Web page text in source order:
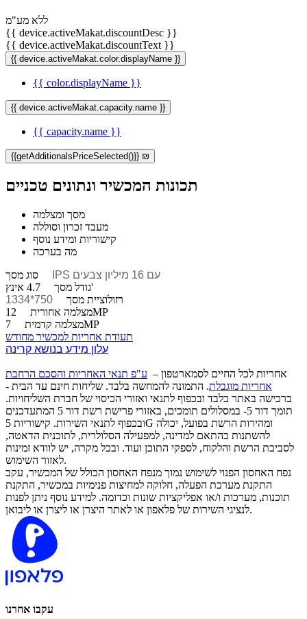
ללא מע"מ
{{ device.activeMakat.discountDesc }}
{{ device.activeMakat.discountText }}
{{ device.activeMakat.color.displayName }}
{{ color.displayName }}
{{ device.activeMakat.capacity.name }}
{{ capacity.name }}
{{getAdditionalsPriceSelected()}} ₪
תכונות המכשיר ונתונים טכניים
מסך ומצלמה
מעבד זכרון וסוללה
קישוריות ומידע נוסף
מה בערכה
סוג מסך
IPS עם 16 מיליון צבעים
גודל מסך4.7 אינץ'
רזולוציית מסך
750*1334
מצלמה אחורית12MP
מצלמה קדמית7MP
תעודת אחריות למכשיר מחודש
עלון מידע בנושא קרינה
אחריות לכל החיים לסמארטפון – ע"פ תנאי האחריות והסכם הרחבת
אחריות מוגבלת. התמונה להמחשה בלבד. שליחות חינם עד הבית -
ברכישה באתר בלבד ובכפוף לתנאי ואזורי הכיסוי של חברת השליחויות.
תומך דור 5- במסלולים תומכים, באזורי פרישת רשת דור 5 המתעדכנים
ובכפוף לתנאי השירות. קישוריות 5G ומהירות הרשת בפועל, יכולה
להשתנות בהתאם למדינה, למפעילה הסלולרית, לתוכנית הדאטה,
לסביבת הרשת והלקוח, לספקי התוכן ועוד. ובכל מקרה, יש לוודא זמינות
לאזור השימוש.
נפח האחסון הפנוי לשימוש נמוך מנפח האחסון הכולל של המכשיר, עקב
התקנת מערכת הפעלה, חלוקה למחיצות פנימיות במכשיר, התקנת
תוכנות, מערכות ו/או אפליקציות שונות וכדומה. למידע נוסף ניתן לפנות
לנציגי השירות של פלאפון או לאתר היצרן או ליצרן או ליבואן.
עקבו אחרנו